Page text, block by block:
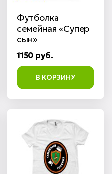
Футболка
семейная «Супер
сын»
1150 руб.
В КОРЗИНУ